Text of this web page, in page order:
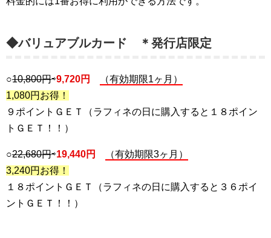
◆バリュアブルカード ＊発行店限定
○10,800円⇨9,720円
（有効期限1ヶ月）
1,080円お得！
９ポイントＧＥＴ（ラフィネの日に購入すると１８ポイン
トＧＥＴ！！）
○22,680円⇨19,440円
（有効期限3ヶ月）
3,240円お得！
１８ポイントＧＥＴ（ラフィネの日に購入すると３６ポイ
ントＧＥＴ！！）